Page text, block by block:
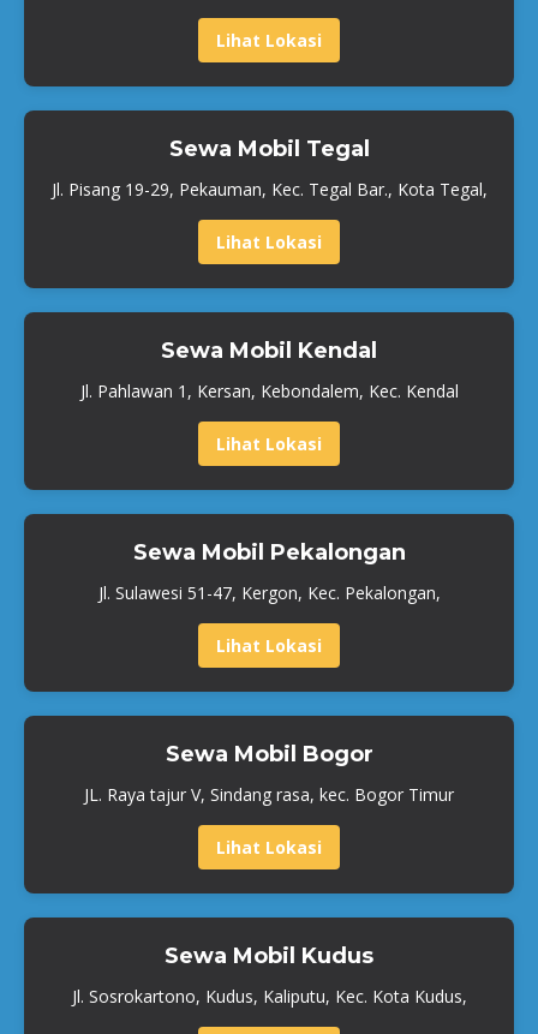
Lihat Lokasi
Sewa Mobil Tegal
Jl. Pisang 19-29, Pekauman, Kec. Tegal Bar., Kota Tegal,
Lihat Lokasi
Sewa Mobil Kendal
Jl. Pahlawan 1, Kersan, Kebondalem, Kec. Kendal
Lihat Lokasi
Sewa Mobil Pekalongan
Jl. Sulawesi 51-47, Kergon, Kec. Pekalongan,
Lihat Lokasi
Sewa Mobil Bogor
JL. Raya tajur V, Sindang rasa, kec. Bogor Timur
Lihat Lokasi
Sewa Mobil Kudus
Jl. Sosrokartono, Kudus, Kaliputu, Kec. Kota Kudus,